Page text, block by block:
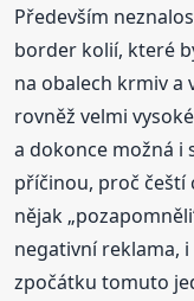
Především
border kolií, které
na obalech krmiv a
rovněž velmi
a dokonce možná i
příčinou, proč čeští
nějak
negativní reklama,
zpočátku tomuto